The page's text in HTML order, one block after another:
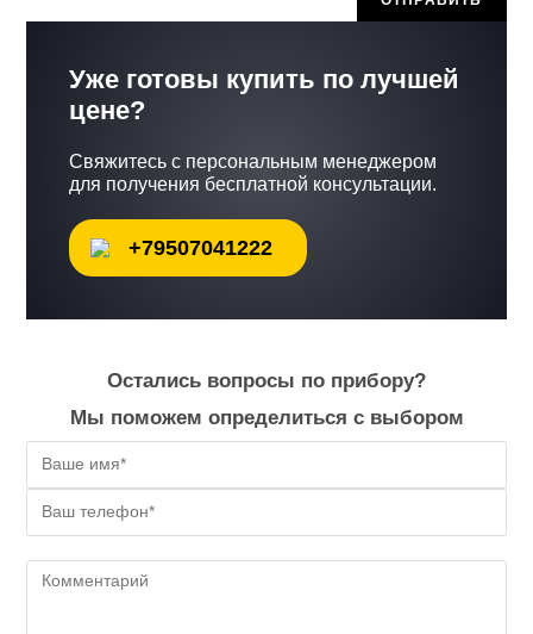
Уже готовы купить по лучшей
цене?
Свяжитесь с персональным менеджером
для получения бесплатной консультации.
+79507041222
Остались вопросы по прибору?
Мы поможем определиться с выбором